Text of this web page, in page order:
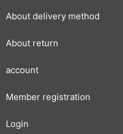
About delivery method
About return
account
Member registration
Login